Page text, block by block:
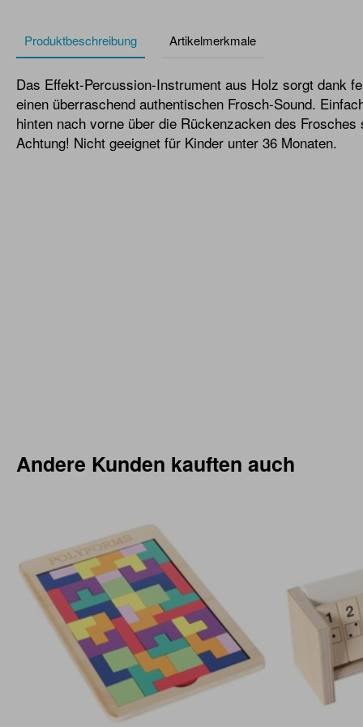
Produktbeschreibung Artikelmerkmale
Das Effekt-Percussion-Instrument aus Holz sorgt dank
einen überraschend authentischen Frosch-Sound.
hinten nach vorne über die Rückenzacken des Frosches
Achtung! Nicht geeignet für Kinder unter 36 Monaten.
Andere Kunden kauften auch